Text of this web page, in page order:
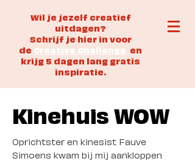
Wil je jezelf creatief
uitdagen?
Schrijf je hier in voor
de Creative Challenge en
krijg 5 dagen lang gratis
inspiratie.
Kinehuis WOW
Oprichtster en kinesist Fauve
Simoens kwam bij mij aankloppen